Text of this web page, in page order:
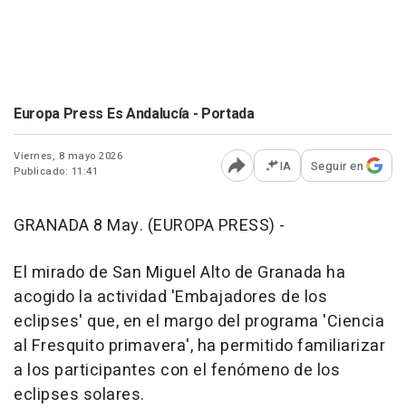
Europa Press Es Andalucía - Portada
Viernes, 8 mayo 2026
Publicado: 11:41
Abrir opciones para
IA Seguir en
GRANADA 8 May. (EUROPA PRESS) -
El mirado de San Miguel Alto de Granada ha
acogido la actividad 'Embajadores de los
eclipses' que, en el margo del programa 'Ciencia
al Fresquito primavera', ha permitido familiarizar
a los participantes con el fenómeno de los
eclipses solares.